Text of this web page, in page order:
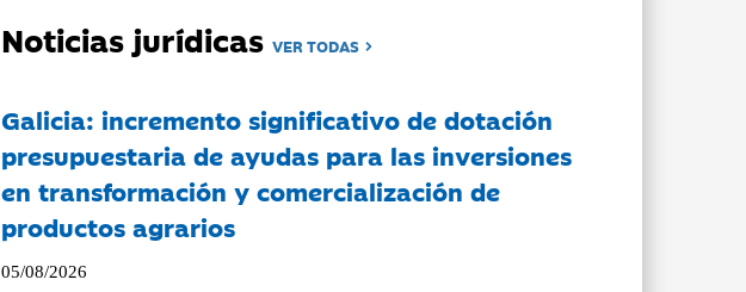
Noticias jurídicasVER TODAS
Galicia: incremento significativo de dotación
presupuestaria de ayudas para las inversiones
en transformación y comercialización de
productos agrarios
05/08/2026